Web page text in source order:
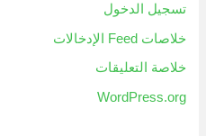
تسجيل الدخول
خلاصات Feed الإدخالات
خلاصة التعليقات
WordPress.org